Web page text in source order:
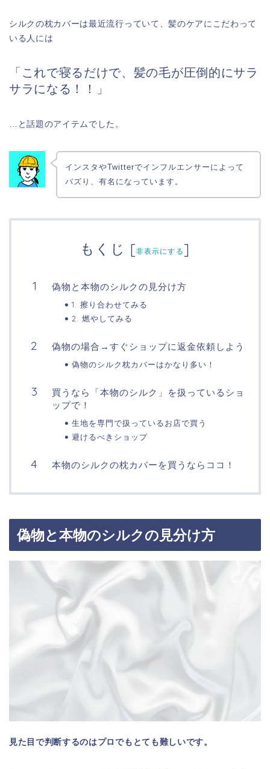
シルクの枕カバーは最近流行っていて、髪のケアにこだわって
いる人には
「これで寝るだけで、髪の毛が圧倒的にサラ
サラになる！！」
…と話題のアイテムでした。
インスタやTwitterでインフルエンサーによって
バズり、有名になっています。
もくじ [非表示にする]
偽物と本物のシルクの見分け方
1. 擦り合わせてみる
2. 燃やしてみる
偽物の場合→すぐショップに返金依頼しよう
偽物のシルク枕カバーはかなり多い！
買うなら「本物のシルク」を扱っているショ
ップで！
生地を専門で扱っているお店で買う
避けるべきショップ
本物のシルクの枕カバーを買うならココ！
偽物と本物のシルクの見分け方
見た目で判断するのはプロでもとても難しいです。